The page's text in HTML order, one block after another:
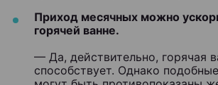
Приход месячных можно
горячей ванне.
— Да, действительно, горячая
способствует. Однако